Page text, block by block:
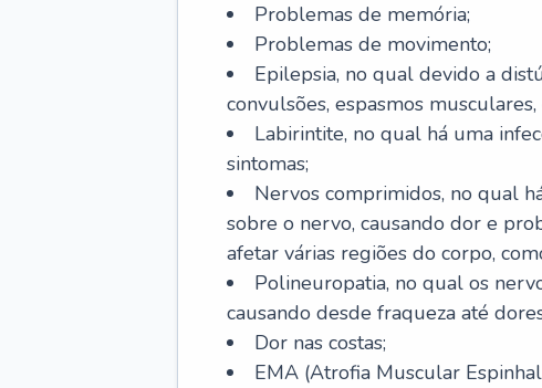
Problemas de memória;
Problemas de movimento;
Epilepsia, no qual devido a
convulsões, espasmos
Labirintite, no qual há uma
sintomas;
Nervos comprimidos, no qual
sobre o nervo, causando dor e
afetar várias regiões do corpo,
Polineuropatia, no qual os
causando desde fraqueza até
Dor nas costas;
EMA (Atrofia Muscular